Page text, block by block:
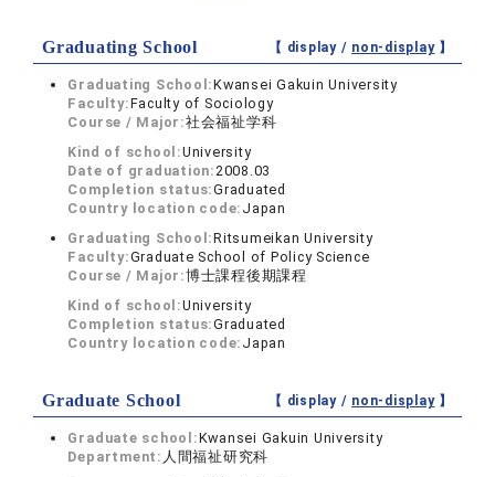
Graduating School 【 display / non-display】
Graduating School:Kwansei Gakuin University
Faculty:Faculty of Sociology
Course / Major:社会福祉学科
Kind of school:University
Date of graduation:2008.03
Completion status:Graduated
Country location code: Japan
Graduating School:Ritsumeikan University
Faculty:Graduate School of Policy Science
Course / Major:博士課程後期課程
Kind of school:University
Completion status:Graduated
Country location code: Japan
Graduate School 【 display / non-display】
Graduate school:Kwansei Gakuin University
Department: 人間福祉研究科